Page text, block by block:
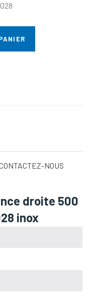
NOUS
droite 500
inox